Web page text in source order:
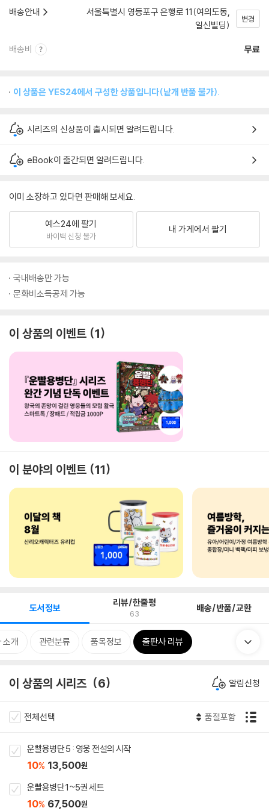
배송안내
서울특별시 영등포구 은행로 11(여의도동,
일신빌딩)
변경
배송비 무료
이 상품은 YES24에서 구성한 상품입니다(낱개 반품 불가).
시리즈의 신상품이 출시되면 알려드립니다.
eBook이 출간되면 알려드립니다.
이미 소장하고 있다면 판매해 보세요.
예스24에 팔기
바이백 신청 불가
내 가게에서 팔기
국내배송만 가능
문화비소득공제 가능
이 상품의 이벤트 1
이 분야의 이벤트 11
도서정보 리뷰/한줄평
63 배송/반품/교환
소개 관련분류 품목정보 출판사 리뷰
이 상품의 시리즈 6 알림신청
전체선택 품절포함
운빨용병단 5 : 영웅 전설의 시작
10% 13,500원
운빨용병단 1~5권 세트
10% 67,500원